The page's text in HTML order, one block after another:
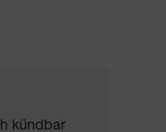
kündbar